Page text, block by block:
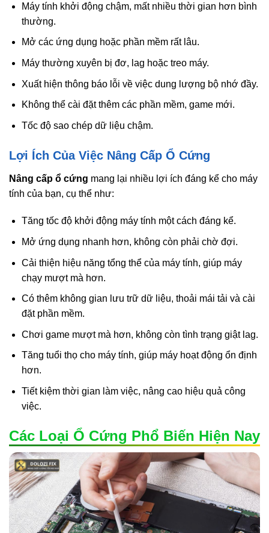
Máy tính khởi động chậm, mất nhiều thời gian hơn bình
thường.
Mở các ứng dụng hoặc phần mềm rất lâu.
Máy thường xuyên bị đơ, lag hoặc treo máy.
Xuất hiện thông báo lỗi về việc dung lượng bộ nhớ đầy.
Không thể cài đặt thêm các phần mềm, game mới.
Tốc độ sao chép dữ liệu chậm.
Lợi Ích Của Việc Nâng Cấp Ổ Cứng
Nâng cấp ổ cứng mang lại nhiều lợi ích đáng kể cho máy
tính của bạn, cụ thể như:
Tăng tốc độ khởi động máy tính một cách đáng kể.
Mở ứng dụng nhanh hơn, không còn phải chờ đợi.
Cải thiện hiệu năng tổng thể của máy tính, giúp máy
chạy mượt mà hơn.
Có thêm không gian lưu trữ dữ liệu, thoải mái tải và cài
đặt phần mềm.
Chơi game mượt mà hơn, không còn tình trạng giật lag.
Tăng tuổi thọ cho máy tính, giúp máy hoạt động ổn định
hơn.
Tiết kiệm thời gian làm việc, nâng cao hiệu quả công
việc.
Các Loại Ổ Cứng Phổ Biến Hiện Nay